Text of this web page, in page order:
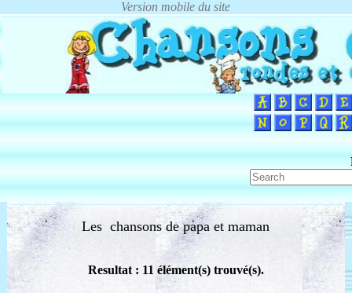
Les chansons de papa et maman
Resultat : 11 élément(s) trouvé(s).